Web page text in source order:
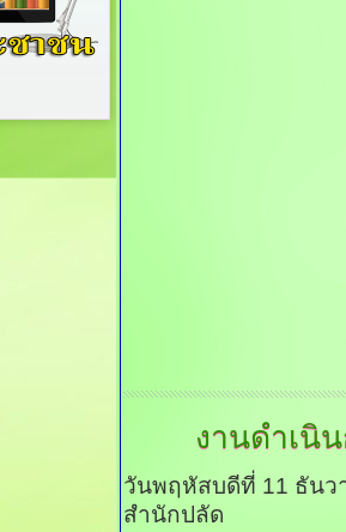
งานดำเนิ
วันพฤหัสบดีที่ 11 ธันว
สำนักปลัด